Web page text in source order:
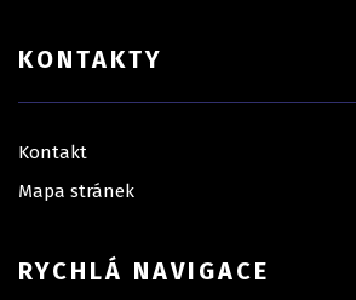
KONTAKTY
Kontakt
Mapa stránek
RYCHLÁ NAVIGACE